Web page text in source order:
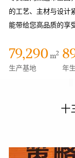
的工艺、主材与设计
能带给您高品质的享
79,830 m2
生产基地 年
十